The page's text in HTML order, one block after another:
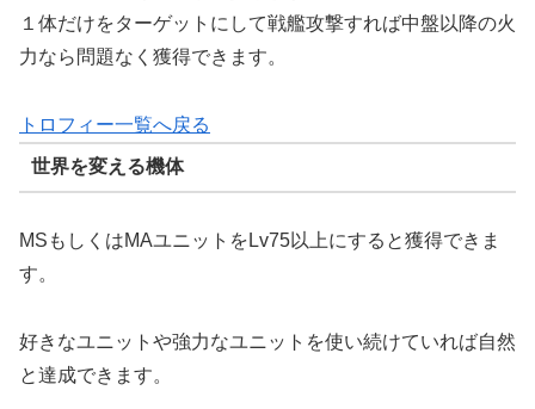
１体だけをターゲットにして戦艦攻撃すれば中盤以降の火
力なら問題なく獲得できます。
トロフィー一覧へ戻る
世界を変える機体
MSもしくはMAユニットをLv75以上にすると獲得できま
す。
好きなユニットや強力なユニットを使い続けていれば自然
と達成できます。